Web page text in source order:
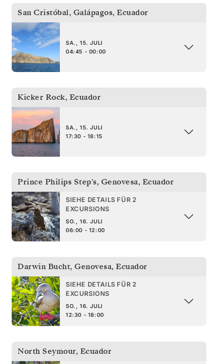
San Cristóbal, Galápagos, Ecuador
SA., 15. JULI
04:45 - 00:00
Kicker Rock, Ecuador
SA., 15. JULI
17:30 - 18:15
Prince Philips Step's, Genovesa, Ecuador
SIEHE DETAILS FÜR 2
EXCURSIONS
SO., 16. JULI
06:00 - 12:00
Darwin Bucht, Genovesa, Ecuador
SIEHE DETAILS FÜR 2
EXCURSIONS
SO., 16. JULI
12:30 - 18:00
North Seymour, Ecuador